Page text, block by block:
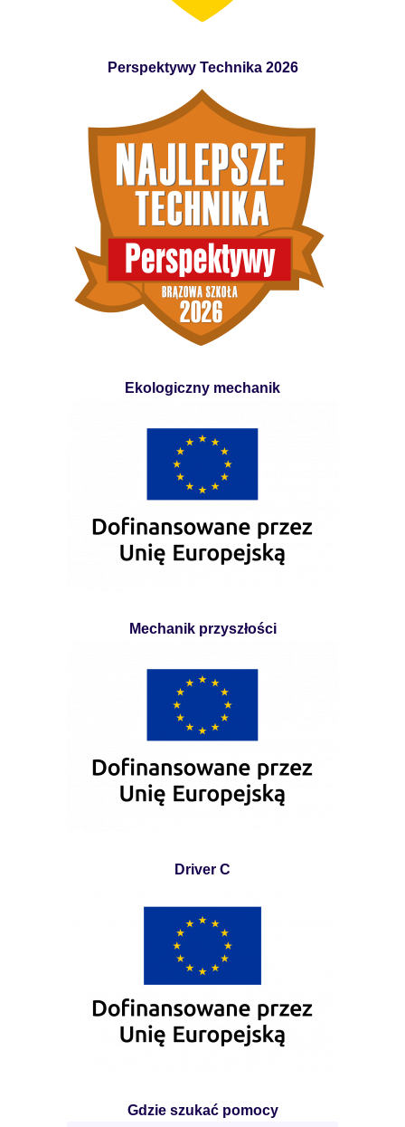
Perspektywy Technika 2026
Ekologiczny mechanik
Mechanik przyszłości
Driver C
Gdzie szukać pomocy